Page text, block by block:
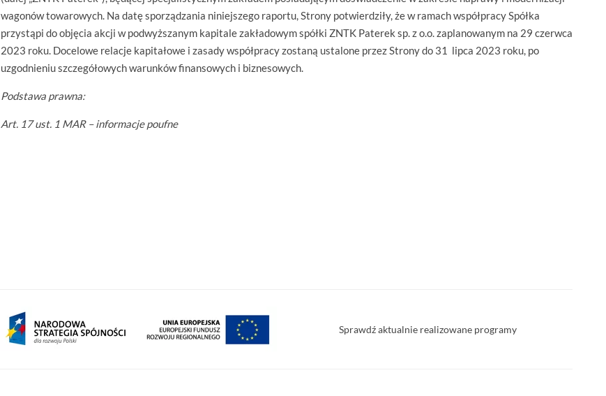
wagonów towarowych. Na datę sporządzania niniejszego raportu, Strony potwierdziły, że w ramach współpracy Spółka
przystąpi do objęcia akcji w podwyższanym kapitale zakładowym spółki ZNTK Paterek sp. z o.o. zaplanowanym na 29 czerwca
2023 roku. Docelowe relacje kapitałowe i zasady współpracy zostaną ustalone przez Strony do 31 lipca 2023 roku, po
uzgodnieniu szczegółowych warunków finansowych i biznesowych.
Podstawa prawna:
Art. 17 ust. 1 MAR – informacje poufne
Sprawdź aktualnie realizowane programy